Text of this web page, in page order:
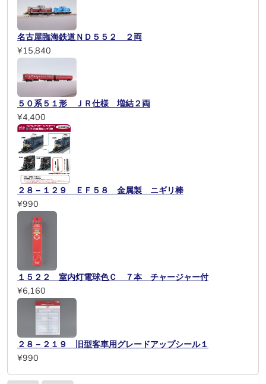
名古屋臨海鉄道ＮＤ５５２ ２両
¥15,840
５０系５１形 ＪＲ仕様 増結２両
¥4,400
２８－１２９ ＥＦ５８ 金属製 ニギリ棒
¥990
１５２２ 室内灯電球色Ｃ ７本 チャージャー付
¥6,160
２８－２１９ 旧型客車用グレードアップシール１
¥990